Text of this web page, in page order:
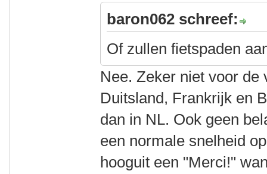
baron062 schreef:
Of zullen fietspaden
Nee. Zeker niet voor de
Duitsland, Frankrijk en
dan in NL. Ook geen
een normale snelheid
hooguit een "Merci!"